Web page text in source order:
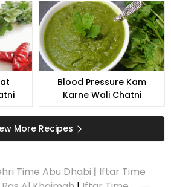
Blood Pressure Kam
Karne Wali Chatni
More Recipes
Time Abu Dhabi | Iftar Time